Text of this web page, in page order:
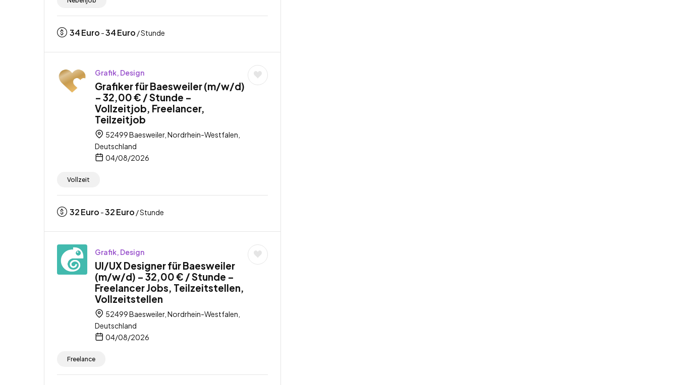
34Euro -34Euro / Stunde
Grafik, Design
Grafiker für Baesweiler (m/w/d)
– 32,00 € / Stunde –
Vollzeitjob, Freelancer,
Teilzeitjob
52499 Baesweiler, Nordrhein-Westfalen,
Deutschland
04/08/2026
Vollzeit
32Euro -32Euro / Stunde
Grafik, Design
UI/UX Designer für Baesweiler
(m/w/d) – 32,00 € / Stunde –
Freelancer Jobs, Teilzeitstellen,
Vollzeitstellen
52499 Baesweiler, Nordrhein-Westfalen,
Deutschland
04/08/2026
Freelance